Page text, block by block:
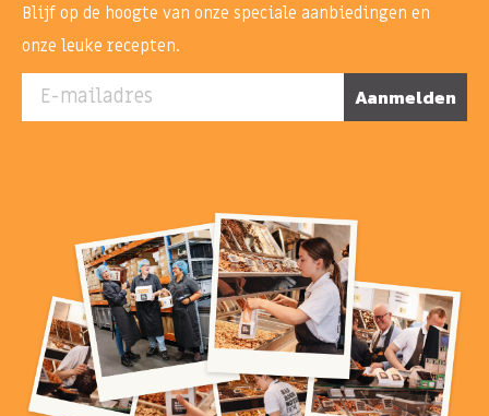
Blijf op de hoogte van onze speciale aanbiedingen en
onze leuke recepten.
E-mailadres Aanmelden